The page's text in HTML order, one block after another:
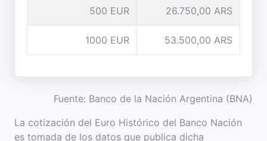
500 EUR 26.750,00 ARS
1000 EUR 53.500,00 ARS
Fuente: Banco de la Nación Argentina (BNA)
La cotización del Euro Histórico del Banco Nación
es tomada de los datos que publica dicha